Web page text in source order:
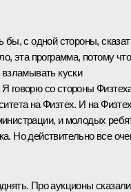
бы, с одной стороны,
эта программа, потому что
куски
говорю со стороны
на Физтех. И на
и молодых
Но действительно все
Про аукционы